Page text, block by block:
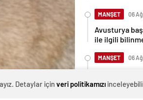
MANŞET 06
Avusturya
ile ilgili
MANŞET 06
25 sebep
Detaylar için veri politikamızı